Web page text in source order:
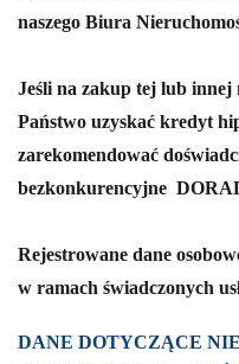
naszego Biura
Jeśli na zakup tej lub innej
Państwo uzyskać kredyt
zarekomendować
bezkonkurencyjne
Rejestrowane dane
w ramach świadczonych
DANE DOTYCZĄCE